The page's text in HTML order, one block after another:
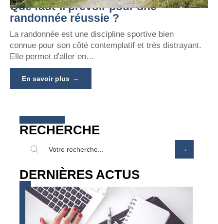
Que faut-il prévoir pour une
randonnée réussie ?
La randonnée est une discipline sportive bien
connue pour son côté contemplatif et très distrayant.
Elle permet d'aller en…
En savoir plus
RECHERCHE
DERNIÈRES ACTUS